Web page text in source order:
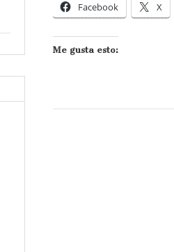
Facebook X
Me gusta esto: